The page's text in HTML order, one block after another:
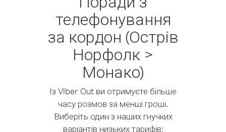
телефонування
за кордон (Острів
Норфолк >
Монако)
Із Viber Out ви отримуєте більше
часу розмов за менші гроші.
Виберіть один з наших гнучких
варіантів низьких тарифів: